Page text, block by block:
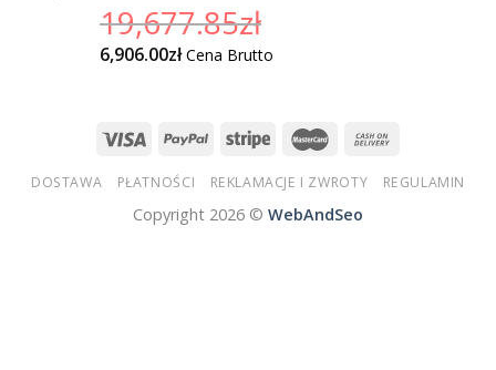
19,677.85zł
wynosiła:
6,906.00złAktualna
Cena Brutto
DOSTAWA PŁATNOŚCI REKLAMACJE I ZWROTY REGULAMIN
Copyright 2026 © WebAndSeo